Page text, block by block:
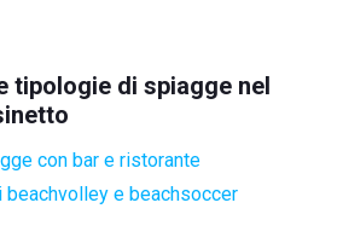
tipologie di spiagge nel
con bar e ristorante
beachvolley e beachsoccer